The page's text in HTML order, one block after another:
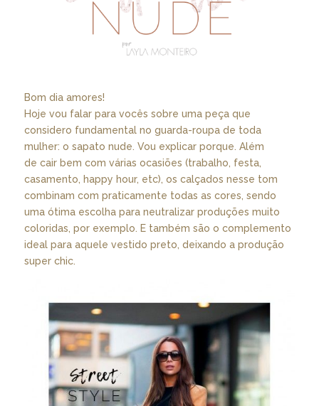
Bom dia amores!
Hoje vou falar para vocês sobre uma peça que
considero fundamental no guarda-roupa de toda
mulher: o sapato nude. Vou explicar porque. Além
de cair bem com várias ocasiões (trabalho, festa,
casamento, happy hour, etc), os calçados nesse tom
combinam com praticamente todas as cores, sendo
uma ótima escolha para neutralizar produções muito
coloridas, por exemplo. E também são o complemento
ideal para aquele vestido preto, deixando a produção
super chic.